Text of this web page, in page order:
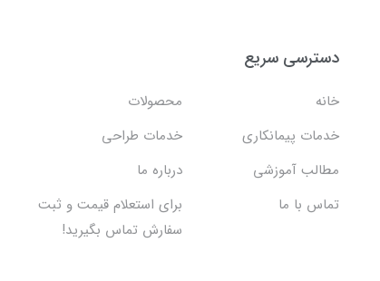
دسترسی سریع
خانه
محصولات
خدمات پیمانکاری
خدمات طراحی
مطالب آموزشی
درباره ما
تماس با ما
برای استعلام قیمت و ثبت
سفارش تماس بگیرید!